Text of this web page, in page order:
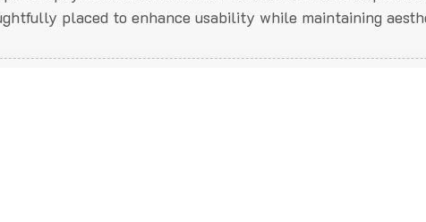
placed to enhance usability while maintaining